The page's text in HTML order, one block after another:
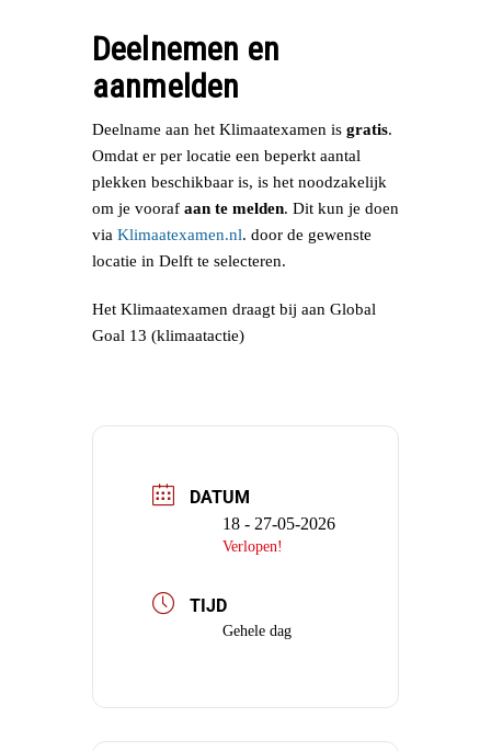
Deelnemen en
aanmelden
Deelname aan het Klimaatexamen is gratis.
Omdat er per locatie een beperkt aantal
plekken beschikbaar is, is het noodzakelijk
om je vooraf aan te melden. Dit kun je doen
via Klimaatexamen.nl. door de gewenste
locatie in Delft te selecteren.
Het Klimaatexamen draagt bij aan Global
Goal 13 (klimaatactie)
DATUM
18 - 27-05-2026
Verlopen!
TIJD
Gehele dag